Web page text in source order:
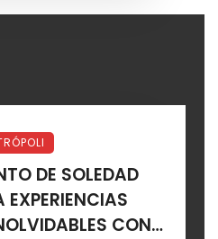
DE SOLEDAD
CON